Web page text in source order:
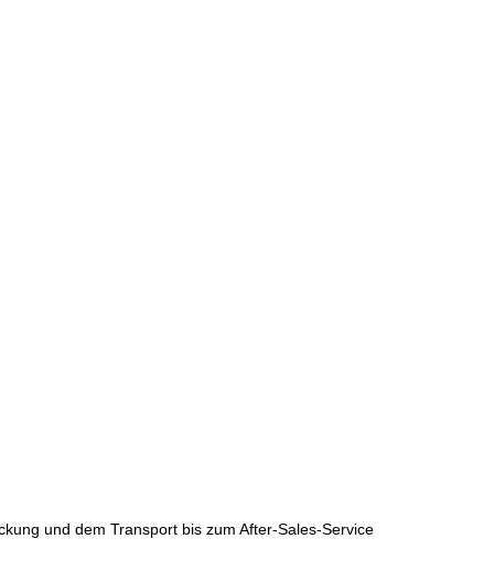
und dem Transport bis zum After-Sales-Service